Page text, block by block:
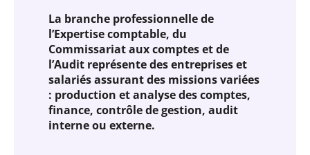
La branche professionnelle de
l’Expertise comptable, du
Commissariat aux comptes et de
l’Audit représente des entreprises et
salariés assurant des missions variées
: production et analyse des comptes,
finance, contrôle de gestion, audit
interne ou externe.